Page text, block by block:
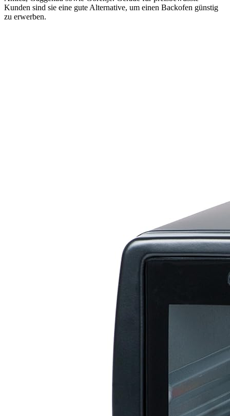
Kunden sind sie eine gute Alternative, um einen Backofen günstig
zu erwerben.